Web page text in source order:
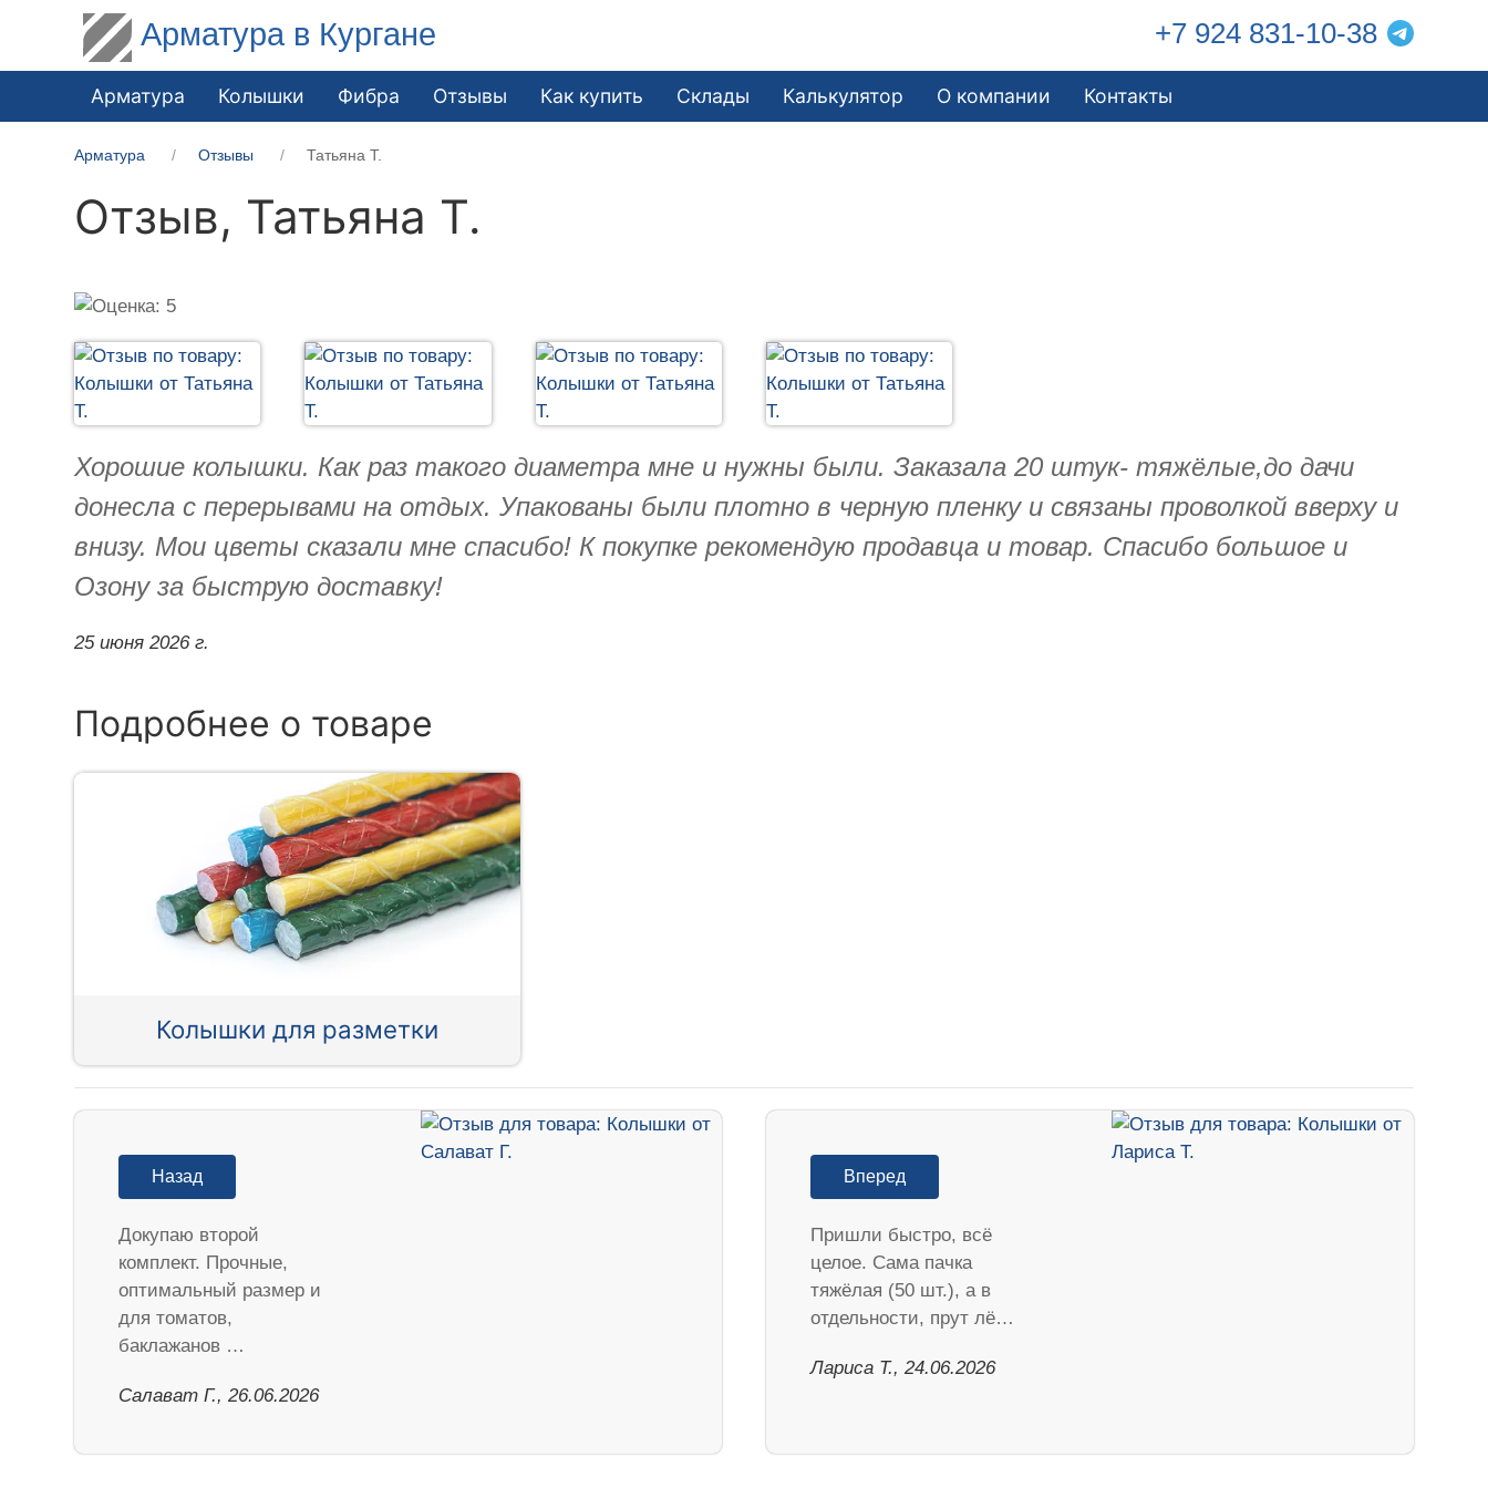
Арматура в Кургане +7 924 831-10-38
Арматура Колышки Фибра Отзывы Как купить Склады Калькулятор О компании Контакты
Арматура Отзывы Татьяна Т.
Отзыв, Татьяна Т.
Хорошие колышки. Как раз такого диаметра мне и нужны были. Заказала 20 штук- тяжёлые,до дачи
донесла с перерывами на отдых. Упакованы были плотно в черную пленку и связаны проволкой вверху и
внизу. Мои цветы сказали мне спасибо! К покупке рекомендую продавца и товар. Спасибо большое и
Озону за быструю доставку!
25 июня 2026 г.
Подробнее о товаре
Колышки для разметки
Назад
Докупаю второй
комплект. Прочные,
оптимальный размер и
для томатов,
баклажанов …
Салават Г., 26.06.2026
Вперед
Пришли быстро, всё
целое. Сама пачка
тяжёлая (50 шт.), а в
отдельности, прут лё…
Лариса Т., 24.06.2026